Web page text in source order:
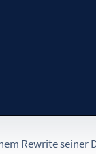
Rewrite